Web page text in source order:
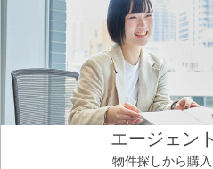
エージェン
物件探しから購